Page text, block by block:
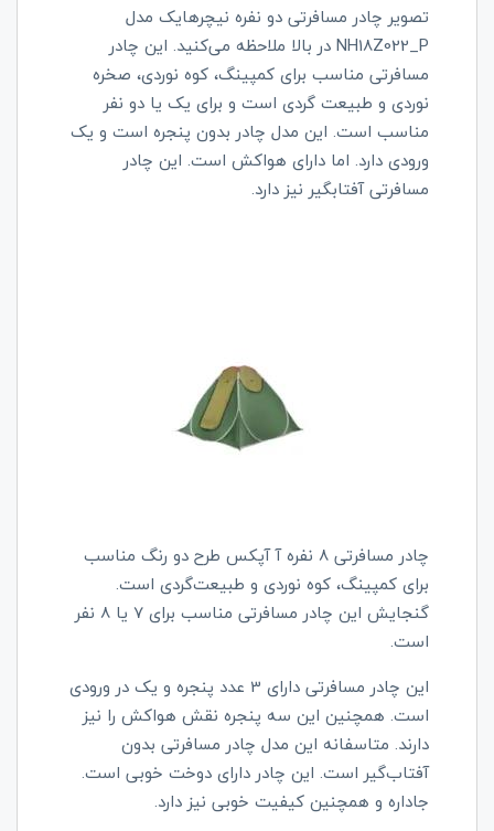
تصویر چادر مسافرتی دو نفره نیچرهایک مدل
NH18Z022_Pدر بالا ملاحظه می‌کنید. این چادر
مسافرتی مناسب برای کمپینگ، کوه نوردی، صخره
نوردی و طبیعت گردی است و برای یک یا دو نفر
مناسب است. این مدل چادر بدون پنجره است و یک
ورودی دارد. اما دارای هواکش است. این چادر
مسافرتی آفتابگیر نیز دارد.
چادر مسافرتی 8 نفره آ آپکس طرح دو رنگ مناسب
برای کمپینگ، کوه نوردی و طبیعت‌گردی است.
گنجایش این چادر مسافرتی مناسب برای 7 یا 8 نفر
است.
این چادر مسافرتی دارای 3 عدد پنجره و یک در ورودی
است. همچنین این سه پنجره نقش هواکش را نیز
دارند. متاسفانه این مدل چادر مسافرتی بدون
آفتاب‌گیر است. این چادر دارای دوخت خوبی است.
جاداره و همچنین کیفیت خوبی نیز دارد.